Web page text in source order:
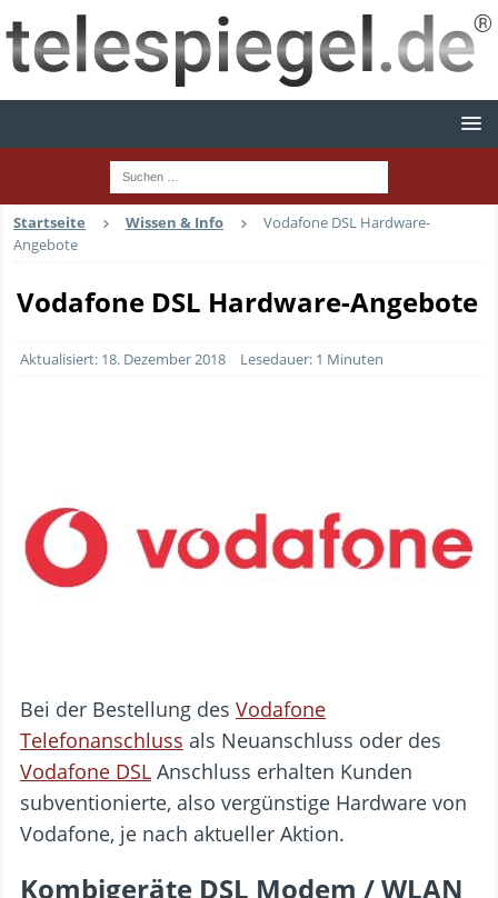
Startseite Wissen & Info
Vodafone DSL Hardware-
Angebote
Vodafone DSL Hardware-Angebote
Aktualisiert: 18. Dezember 2018 Lesedauer: 1 Minuten
Bei der Bestellung des Vodafone
Telefonanschluss als Neuanschluss oder des
Vodafone DSL Anschluss erhalten Kunden
subventionierte, also vergünstige Hardware von
Vodafone, je nach aktueller Aktion.
Kombigeräte DSL Modem / WLAN